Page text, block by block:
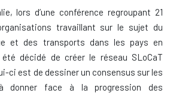
lors d’une conférence regroupant 21
travaillant sur le sujet du
et des transports dans les pays en
été décidé de créer le réseau SLoCaT
ci est de dessiner un consensus sur les
donner face à la progression des